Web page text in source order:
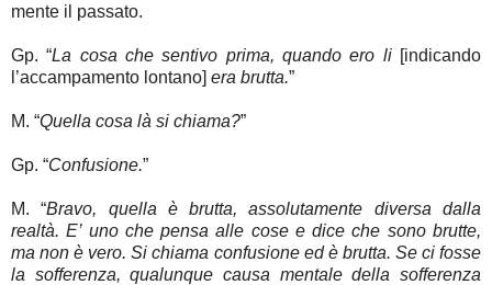
mente il passato.
Gp. “La cosa che sentivo prima, quando ero li [indicando
l’accampamento lontano] era brutta.”
M. “Quella cosa là si chiama?”
Gp. “Confusione.”
M. “Bravo, quella è brutta, assolutamente diversa dalla
realtà. E’ uno che pensa alle cose e dice che sono brutte,
ma non è vero. Si chiama confusione ed è brutta. Se ci fosse
la sofferenza, qualunque causa mentale della sofferenza